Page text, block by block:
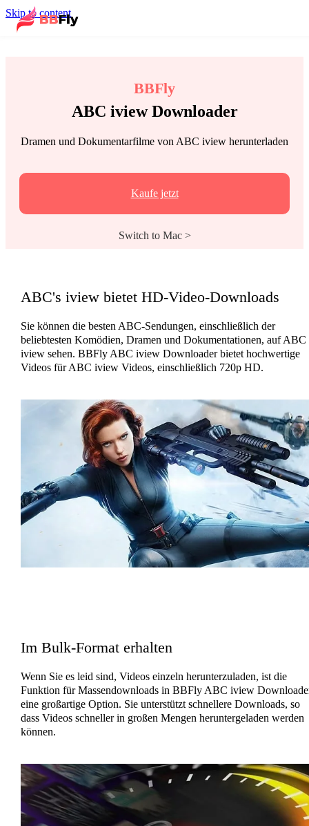
Skip to content
BBFly
ABC iview Downloader
Dramen und Dokumentarfilme von ABC iview herunterladen
Kaufe jetzt
Switch to Mac >
ABC's iview bietet HD-Video-Downloads
Sie können die besten ABC-Sendungen, einschließlich der
beliebtesten Komödien, Dramen und Dokumentationen, auf ABC
iview sehen. BBFly ABC iview Downloader bietet hochwertige
Videos für ABC iview Videos, einschließlich 720p HD.
Im Bulk-Format erhalten
Wenn Sie es leid sind, Videos einzeln herunterzuladen, ist die
Funktion für Massendownloads in BBFly ABC iview
eine großartige Option. Sie unterstützt schnellere Downloads, so
dass Videos schneller in großen Mengen heruntergeladen werden
können.